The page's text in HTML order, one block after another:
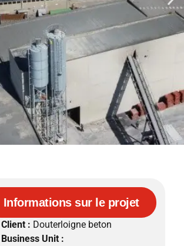
Informations sur le projet
Client : Douterloigne beton
Business Unit :